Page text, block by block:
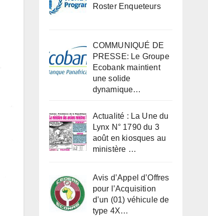
Roster Enqueteurs
COMMUNIQUÉ DE
PRESSE: Le Groupe
Ecobank maintient
une solide
dynamique…
Actualité : La Une du
Lynx N° 1790 du 3
août en kiosques au
ministère …
Avis d’Appel d’Offres
pour l’Acquisition
d’un (01) véhicule de
type 4X…